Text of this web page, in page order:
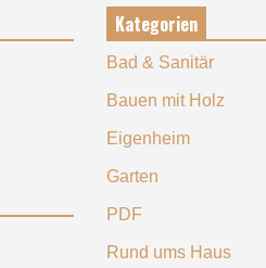
Kategorien
Bad & Sanitär
Bauen mit Holz
Eigenheim
Garten
PDF
Rund ums Haus